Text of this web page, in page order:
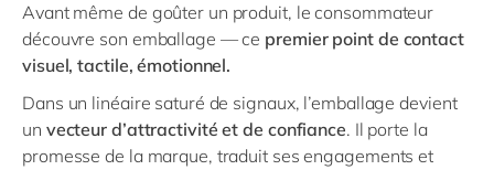
Avant même de goûter un produit, le consommateur
découvre son emballage — ce premier point de contact
visuel, tactile, émotionnel.
Dans un linéaire saturé de signaux, l’emballage devient
un vecteur d’attractivité et de confiance. Il porte la
promesse de la marque, traduit ses engagements et